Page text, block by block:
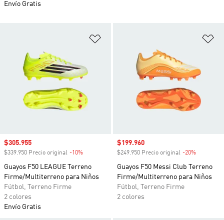
Precio de venta
$305.955
$339.950 Precio original -10%
Guayos F50 LEAGUE Terreno
Firme/Multiterreno para Niños
Fútbol, Terreno Firme
2 colores
Envío Gratis
Precio de venta
$199.960
$249.950 Precio original -20%
Guayos F50 Messi Club Terreno
Firme/Multiterreno para Niños
Fútbol, Terreno Firme
2 colores
Envío Gratis